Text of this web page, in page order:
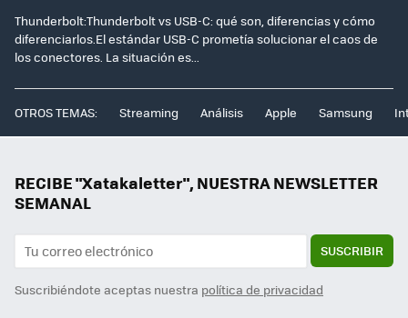
Thunderbolt:Thunderbolt vs USB-C: qué son, diferencias y cómo
diferenciarlos.El estándar USB-C prometía solucionar el caos de
los conectores. La situación es...
OTROS TEMAS: Streaming Análisis Apple Samsung
RECIBE "Xatakaletter", NUESTRA NEWSLETTER
SEMANAL
SUSCRIBIR
Suscribiéndote aceptas nuestra política de privacidad